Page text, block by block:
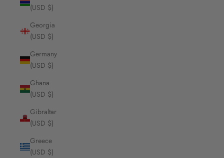
(USD $)
Georgia
(USD $)
Germany
(USD $)
Ghana
(USD $)
Gibraltar
(USD $)
Greece
(USD $)